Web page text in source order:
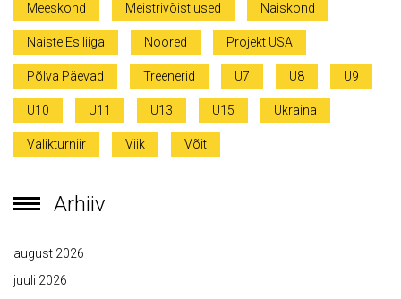
Meeskond Meistrivõistlused Naiskond
Naiste Esiliiga Noored Projekt USA
Põlva Päevad Treenerid U7 U8 U9
U10 U11 U13 U15 Ukraina
Valikturniir Viik Võit
Arhiiv
august 2026
juuli 2026